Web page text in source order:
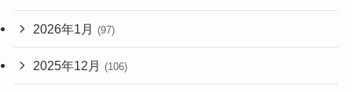
2026年1月 (97)
2025年12月 (106)